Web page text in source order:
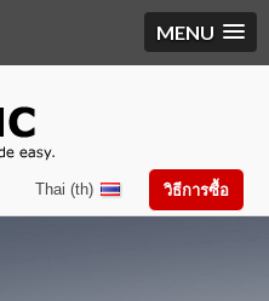
MENU
วิธีการซื้อ
Thai (th)